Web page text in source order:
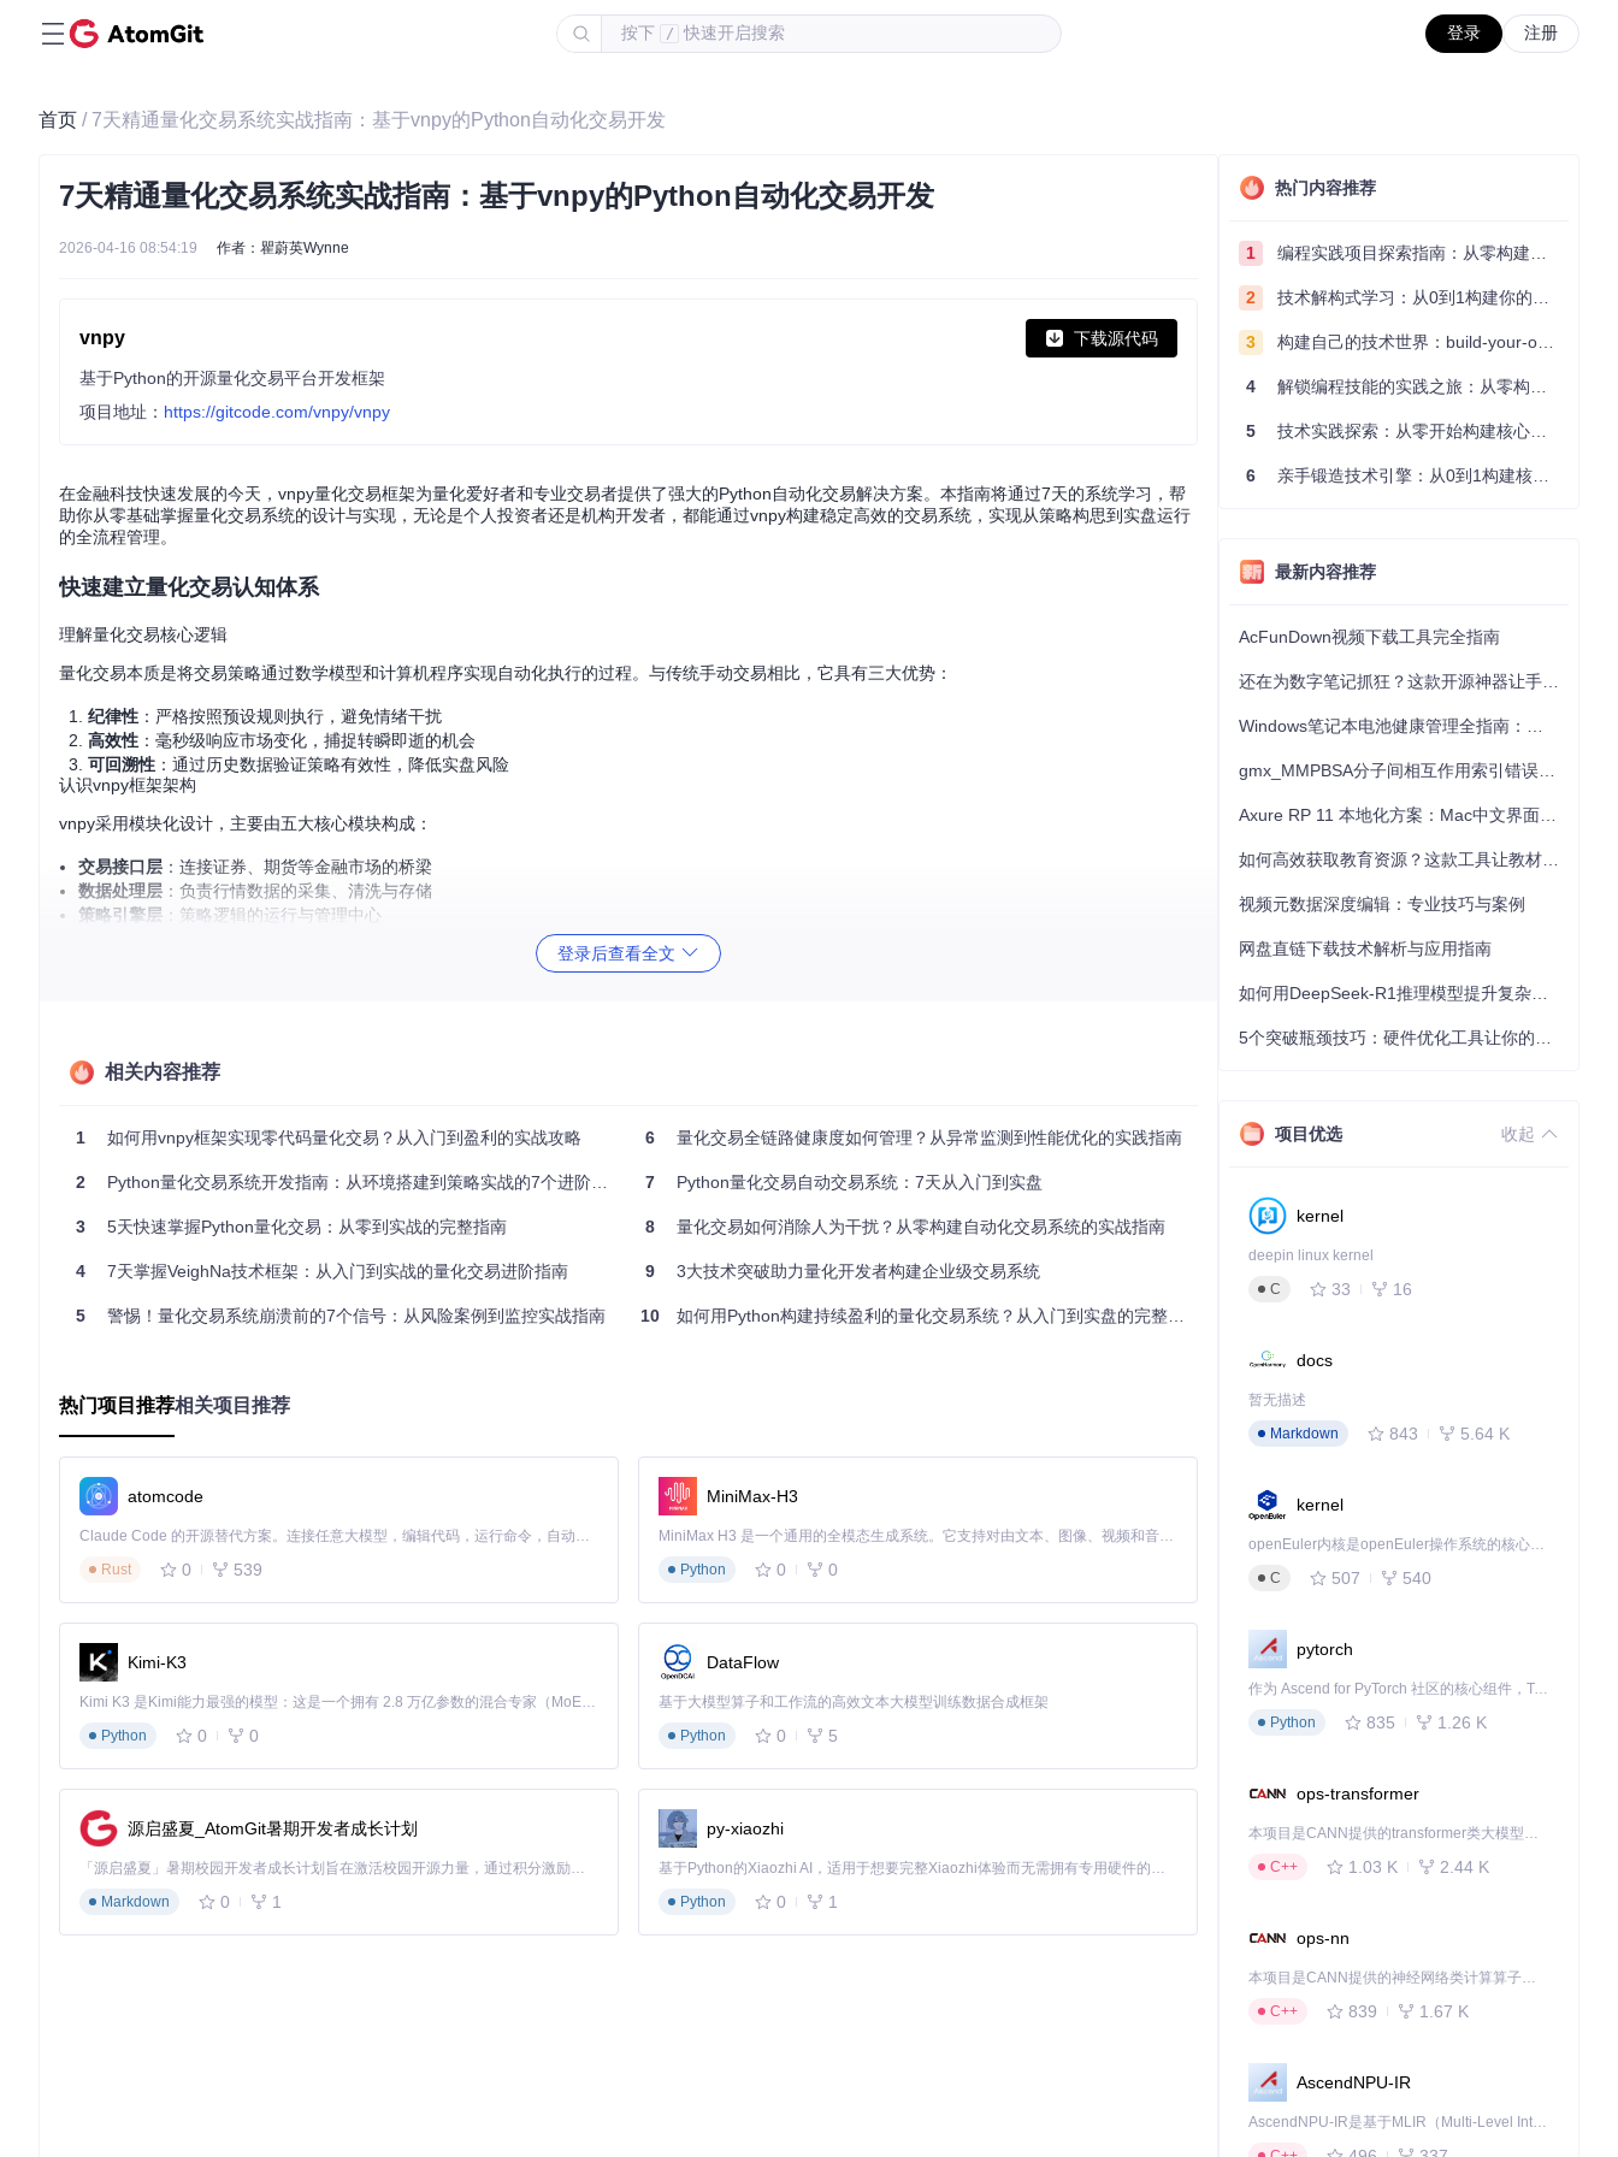
按下 / 快速开启搜索 登录 注册
首页 / 7天精通量化交易系统实战指南：基于vnpy的Python自动化交易开发
7天精通量化交易系统实战指南：基于vnpy的Python自动化交易开发
2026-04-16 08:54:19 作者：瞿蔚英Wynne
vnpy 下载源代码
基于Python的开源量化交易平台开发框架
项目地址： https://gitcode.com/vnpy/vnpy
在金融科技快速发展的今天，vnpy量化交易框架为量化爱好者和专业交易者提供了强大的Python自动化交易解决方案。本指南将通过7天的系统学习，帮
助你从零基础掌握量化交易系统的设计与实现，无论是个人投资者还是机构开发者，都能通过vnpy构建稳定高效的交易系统，实现从策略构思到实盘运行
的全流程管理。
快速建立量化交易认知体系
理解量化交易核心逻辑
量化交易本质是将交易策略通过数学模型和计算机程序实现自动化执行的过程。与传统手动交易相比，它具有三大优势：
纪律性 ：严格按照预设规则执行，避免情绪干扰
高效性 ：毫秒级响应市场变化，捕捉转瞬即逝的机会
可回溯性 ：通过历史数据验证策略有效性，降低实盘风险
认识vnpy框架架构
vnpy采用模块化设计，主要由五大核心模块构成：
交易接口层 ：连接证券、期货等金融市场的桥梁
数据处理层 ：负责行情数据的采集、清洗与存储
策略引擎层 ：策略逻辑的运行与管理中心
快速部署开发环境
克隆项目代码库：
Windows系统：install.bat
macOS系统：bash install_osx.sh
vnpy支持多种数据库后端，配置建议如下：
"database": {
"database"
"host": "localhost",
"user": "postgres"
低频回测 ：可选择SQLite，无需额外配置，适合本地开发测试
构建策略开发框架
vnpy的策略开发遵循"模板+继承"模式，核心步骤包括：
继承CtaTemplate
基类
定义策略参数与变量
编写交易逻辑
基础模板示例：
from vnpy.trader. object import
from vnpy.trader.constant import
登录后查看全文
相关内容推荐
1 如何用vnpy框架实现零代码量化交易？从入门到盈利的实战攻略
2 Python量化交易系统开发指南：从环境搭建到策略实战的7个进阶技巧
3 5天快速掌握Python量化交易：从零到实战的完整指南
4 7天掌握VeighNa技术框架：从入门到实战的量化交易进阶指南
5 警惕！量化交易系统崩溃前的7个信号：从风险案例到监控实战指南
6 量化交易全链路健康度如何管理？从异常监测到性能优化的实践指南
7 Python量化交易自动交易系统：7天从入门到实盘
8 量化交易如何消除人为干扰？从零构建自动化交易系统的实战指南
9 3大技术突破助力量化开发者构建企业级交易系统
10 如何用Python构建持续盈利的量化交易系统？从入门到实盘的完整指南
热门项目推荐相关项目推荐
atomcode
Claude Code 的开源替代方案。连接任意大模型，编辑代码，运行命令，自动验证 — 全自动执行。用 Rust 构建，极致性能。 ｜ An open-source alternative to Claude Code. Connect any LLM, edit code, run commands, and verify changes — autonomously. Built in Rust for speed. Get Started
Rust
0 539
MiniMax-H3
MiniMax H3 是一个通用的全模态生成系统。它支持对由文本、图像、视频和音频组成的多模态上下文进行统一理解，并能生成分辨率高达 2K、时长可达 15 秒的带原生立体声音频的视频。得益于面向任务泛化的系统设计，H3 在预训练阶段就已具备广泛的多模态上下文理解与生成能力，能够出色地执行复杂的多模态指令。
Python
0 0
Kimi-K3
Kimi K3 是Kimi能力最强的模型：这是一个拥有 2.8 万亿参数的混合专家（MoE）模型，具备原生视觉理解能力，并支持 100 万 token 的上下文窗口。
Python
0 0
DataFlow
基于大模型算子和工作流的高效文本大模型训练数据合成框架
Python
0 5
源启盛夏_AtomGit暑期开发者成长计划
「源启盛夏」暑期校园开发者成长计划旨在激活校园开源力量，通过积分激励、认证扶持、资源倾斜等形式，引导高校组织和开发者完成「入驻 — 建项目 — 做贡献 — 获认证 — 得资源」的完整闭环。无论你是想带领社团入驻平台的组织者，还是希望用代码贡献证明自己的开发者，都能在这里找到属于你的成长路径。
Markdown
0 1
py-xiaozhi
基于Python的Xiaozhi AI，适用于想要完整Xiaozhi体验而无需拥有专用硬件的用户。
Python
0 1
热门内容推荐
1 编程实践项目探索指南：从零构建技术能力体系
2 技术解构式学习：从0到1构建你的编程知识体系
3 构建自己的技术世界：build-your-own-x项目的实践探索指南
4 解锁编程技能的实践之旅：从零构建你的技术世界
5 技术实践探索：从零开始构建核心系统的实践指南
6 亲手锻造技术引擎：从0到1构建核心系统的实践指南
最新内容推荐
AcFunDown视频下载工具完全指南
视频元数据深度编辑：专业技巧与案例
网盘直链下载技术解析与应用指南
项目优选 收起
kernel
deepin linux kernel
C
33 16
docs
暂无描述
Markdown
843 5.64 K
kernel
openEuler内核是openEuler操作系统的核心，既是系统性能与稳定性的基石，也是连接处理器、设备与服务的桥梁。
C
507 540
pytorch
作为 Ascend for PyTorch 社区的核心组件，TorchNPU 是昇腾专为 PyTorch 打造的深度学习适配插件，使 PyTorch 框架能够直接调用昇腾 NPU，为开发者提供昇腾 AI 处理器的超强算力。
Python
835 1.26 K
ops-transformer
本项目是CANN提供的transformer类大模型算子库，实现网络在NPU上加速计算。
C++
1.03 K 2.44 K
ops-nn
本项目是CANN提供的神经网络类计算算子库，实现网络在NPU上加速计算。
C++
839 1.67 K
AscendNPU-IR
AscendNPU-IR是基于MLIR（Multi-Level Intermediate Representation）构建的，面向昇腾亲和算子编译时使用的中间表示，提供昇腾完备表达能力，通过编译优化提升昇腾AI处理器计算效率，支持通过生态框架使能昇腾AI处理器与深度调优